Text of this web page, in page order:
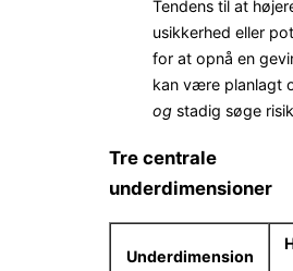
Tendens til at
usikkerhed eller
for at opnå en
kan være planlagt
og stadig søge
Tre centrale
underdimensioner
Underdimension